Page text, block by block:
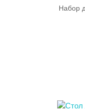
Набор